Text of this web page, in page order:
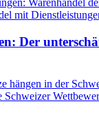
Der
hängen in der
Schweizer